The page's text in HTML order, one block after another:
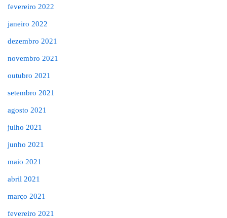
fevereiro 2022
janeiro 2022
dezembro 2021
novembro 2021
outubro 2021
setembro 2021
agosto 2021
julho 2021
junho 2021
maio 2021
abril 2021
março 2021
fevereiro 2021